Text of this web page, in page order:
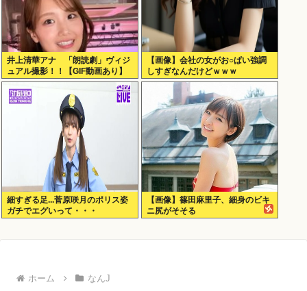
井上清華アナ 「朗読劇」ヴィジ
ュアル撮影！！【GIF動画あり】
【画像】会社の女がお○ぱい強調
しすぎなんだけどｗｗｗ
細すぎる足...菅原咲月のポリス姿
ガチでエグいって・・・
【画像】篠田麻里子、細身のビキ
ニ尻がそそる
ホーム なんJ